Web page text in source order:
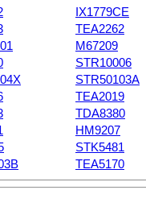
IX1779CE
TEA2262
M67209
STR10006
STR50103A
TEA2019
TDA8380
HM9207
STK5481
TEA5170